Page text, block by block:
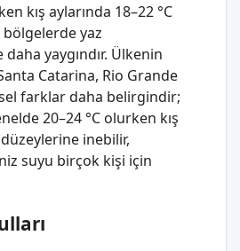
kış aylarında 18–22 °C
bölgelerde yaz
yaygındır. Ülkenin
Catarina, Rio Grande
farklar daha belirgindir;
20–24 °C olurken kış
düzeylerine inebilir,
suyu birçok kişi için